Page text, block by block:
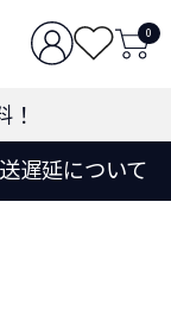
0
！
遅延について